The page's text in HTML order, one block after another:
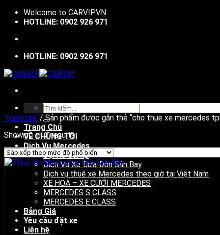
qua
dung
Welcome to CARVIP.VN
HOTLINE: 0902 926 971
HOTLINE: 0902 926 971
Tìm
kiếm:
Trang Chủ
VỀ CHÚNG TÔI
Dịch Vụ Mercedes
Đội Xe Carvip
Dịch Vụ Xe Đưa Đón Sân Bay
Dịch vụ thuê xe Mercedes theo giờ tại Việt Nam
XE HOA – XE CƯỚI MERCEDES
MERCEDES S CLASS
MERCEDES E CLASS
Bảng Giá
Yêu cầu đặt xe
Liên hệ
Trang chủ /Sản phẩm được gắn thẻ “cho thue xe mercedes
Showing all 3 results